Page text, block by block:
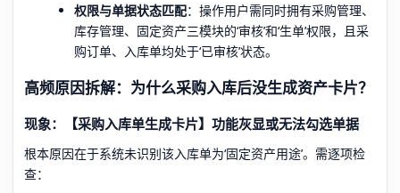
权限与单据状态匹配：操作用户需同时拥有采购管理、
库存管理、固定资产三模块的‘审核’和‘生单’权限，且采
购订单、入库单均处于‘已审核’状态。
高频原因拆解：为什么采购入库后没生成资产卡片？
现象：【采购入库单生成卡片】功能灰显或无法勾选单据
根本原因在于系统未识别该入库单为‘固定资产用途’。需逐项检
查：